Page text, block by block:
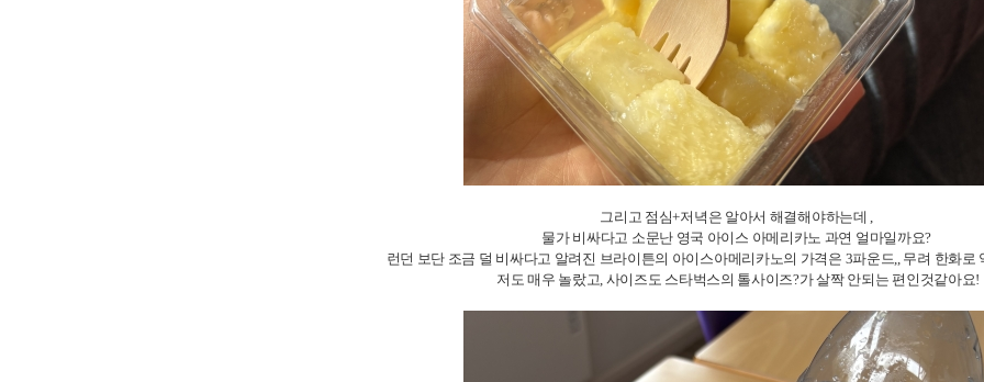
그리고 점심+저녁은 알아서 해결해야하는데 ,
물가 비싸다고 소문난 영국 아이스 아메리카노 과연 얼마일까요?
런던 보단 조금 덜 비싸다고 알려진 브라이튼의 아이스아메리카노의 가격은 3파운드,, 무려 한화로
저도 매우 놀랐고, 사이즈도 스타벅스의 톨사이즈?가 살짝 안되는 편인것같아요!